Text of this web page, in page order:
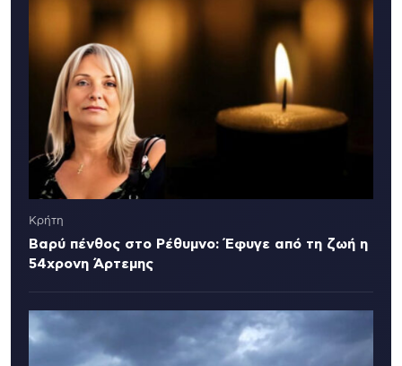
Κρήτη
Βαρύ πένθος στο Ρέθυμνο: Έφυγε από τη ζωή η
54χρονη Άρτεμης